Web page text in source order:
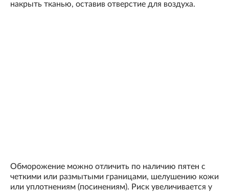
накрыть тканью, оставив отверстие для воздуха.
Обморожение можно отличить по наличию пятен с
четкими или размытыми границами, шелушению кожи
или уплотнениям (посинениям). Риск увеличивается у